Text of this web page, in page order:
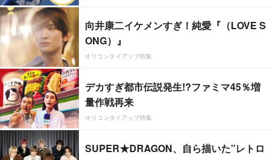
向井康二イケメンすぎ！純愛『（LOVE S
ONG）』
オリコンタイアップ特集
デカすぎ都市伝説発生!?ファミマ45％増
量作戦再来
オリコンタイアップ特集
SUPER★DRAGON、自ら描いた”レトロ